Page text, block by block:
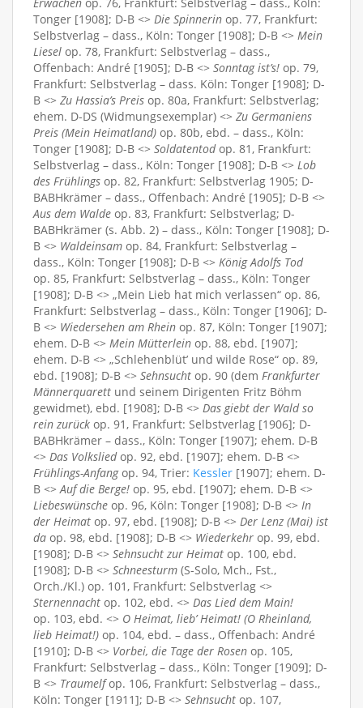
Tonger [1908]; D-B <> Die Spinnerin op. 77, Frankfurt:
Selbstverlag – dass., Köln: Tonger [1908]; D-B <> Mein
Liesel op. 78, Frankfurt: Selbstverlag – dass.,
Offenbach: André [1905]; D-B <> Sonntag ist’s! op. 79,
Frankfurt: Selbstverlag – dass. Köln: Tonger [1908]; D-
B <> Zu Hassia’s Preis op. 80a, Frankfurt: Selbstverlag;
ehem. D-DS (Widmungsexemplar) <> Zu Germaniens
Preis (Mein Heimatland) op. 80b, ebd. – dass., Köln:
Tonger [1908]; D-B <> Soldatentodop. 81, Frankfurt:
Selbstverlag – dass., Köln: Tonger [1908]; D-B <> Lob
des Frühlings op. 82, Frankfurt: Selbstverlag 1905; D-
BABHkrämer – dass., Offenbach: André [1905]; D-B <>
Aus dem Walde op. 83, Frankfurt: Selbstverlag; D-
BABHkrämer (s. Abb. 2) – dass., Köln: Tonger [1908]; D-
B <> Waldeinsam op. 84, Frankfurt: Selbstverlag –
dass., Köln: Tonger [1908]; D-B <> König Adolfs Tod
op. 85, Frankfurt: Selbstverlag – dass., Köln: Tonger
[1908]; D-B <> „Mein Lieb hat mich verlassen“ op. 86,
Frankfurt: Selbstverlag – dass., Köln: Tonger [1906]; D-
B <> Wiedersehen am Rhein op. 87, Köln: Tonger [1907];
ehem. D-B <> Mein Mütterlein op. 88, ebd. [1907];
ehem. D-B <> „Schlehenblüt’ und wilde Rose“ op. 89,
ebd. [1908]; D-B <> Sehnsucht op. 90 (dem Frankfurter
Männerquarett und seinem Dirigenten Fritz Böhm
gewidmet), ebd. [1908]; D-B <> Das giebt der Wald so
rein zurück op. 91, Frankfurt: Selbstverlag [1906]; D-
BABHkrämer – dass., Köln: Tonger [1907]; ehem. D-B
<> Das Volksliedop. 92, ebd. [1907]; ehem. D-B <>
Frühlings-Anfangop. 94, Trier: Kessler [1907]; ehem. D-
B <> Auf die Berge! op. 95, ebd. [1907]; ehem. D-B <>
Liebeswünsche op. 96, Köln: Tonger [1908]; D-B <> In
der Heimat op. 97, ebd. [1908]; D-B <> Der Lenz (Mai) ist
da op. 98, ebd. [1908]; D-B <> Wiederkehr op. 99, ebd.
[1908]; D-B <> Sehnsucht zur Heimat op. 100, ebd.
[1908]; D-B <> Schneesturm (S-Solo, Mch., Fst.,
Orch./Kl.) op. 101, Frankfurt: Selbstverlag <>
Sternennacht op. 102, ebd. <> Das Lied dem Main!
op. 103, ebd. <> O Heimat, lieb’ Heimat! (O Rheinland,
lieb Heimat!) op. 104, ebd. – dass., Offenbach: André
[1910]; D-B <> Vorbei, die Tage der Rosen op. 105,
Frankfurt: Selbstverlag – dass., Köln: Tonger [1909]; D-
B <> Traumelfop. 106, Frankfurt: Selbstverlag – dass.,
Köln: Tonger [1911]; D-B <> Sehnsucht op. 107,